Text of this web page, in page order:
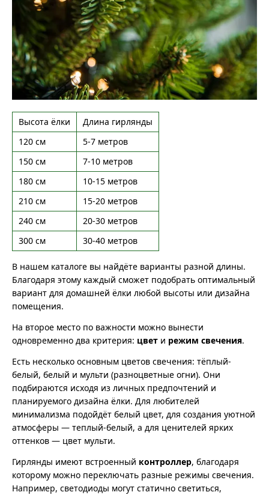
Высота ёлки
Длина гирлянды
120 см
5-7 метров
150 см
7-10 метров
180 см
10-15 метров
210 см
15-20 метров
240 см
20-30 метров
300 см
30-40 метров
В нашем каталоге вы найдёте варианты разной длины.
Благодаря этому каждый сможет подобрать оптимальный
вариант для домашней ёлки любой высоты или дизайна
помещения.
На второе место по важности можно вынести
одновременно два критерия: цвет и режим свечения.
Есть несколько основным цветов свечения: тёплый-
белый, белый и мульти (разноцветные огни). Они
подбираются исходя из личных предпочтений и
планируемого дизайна ёлки. Для любителей
минимализма подойдёт белый цвет, для создания уютной
атмосферы — теплый-белый, а для ценителей ярких
оттенков — цвет мульти.
Гирлянды имеют встроенный контроллер, благодаря
которому можно переключать разные режимы свечения.
Например, светодиоды могут статично светиться,